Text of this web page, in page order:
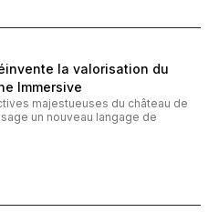
la valorisation du
Immersive
majestueuses du château de
un nouveau langage de